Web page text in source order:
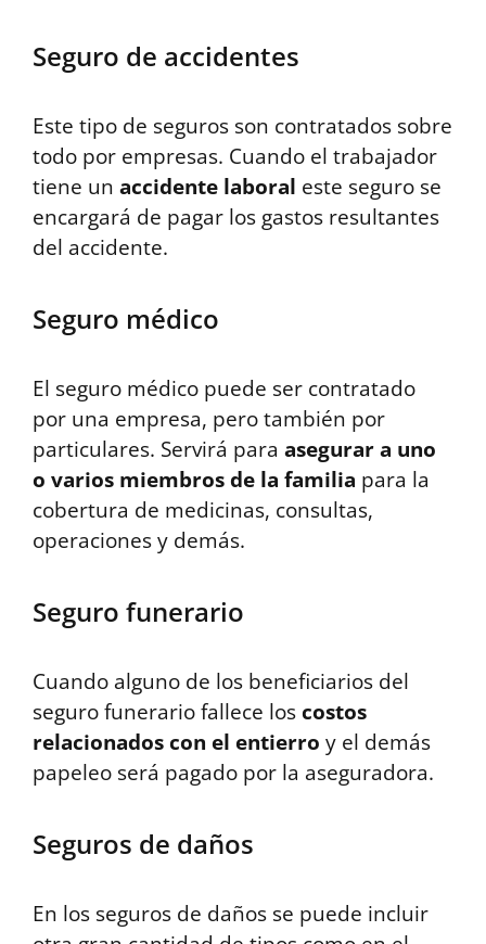
Seguro de accidentes
Este tipo de seguros son contratados sobre
todo por empresas. Cuando el trabajador
tiene un accidente laboral este seguro se
encargará de pagar los gastos resultantes
del accidente.
Seguro médico
El seguro médico puede ser contratado
por una empresa, pero también por
particulares. Servirá para asegurar a uno
o varios miembros de la familia para la
cobertura de medicinas, consultas,
operaciones y demás.
Seguro funerario
Cuando alguno de los beneficiarios del
seguro funerario fallece loscostos
relacionados con el entierro y el demás
papeleo será pagado por la aseguradora.
Seguros de daños
En los seguros de daños se puede incluir